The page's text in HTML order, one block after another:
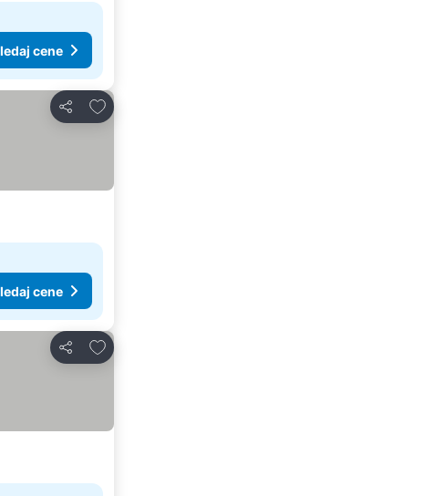
cene
Deli
Dodati u favorite
cene
Deli
Dodati u favorite